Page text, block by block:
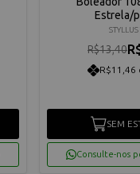
Estrela/
STYLLUS
R$13,40
R$11,46
SEM
Consulte-nos